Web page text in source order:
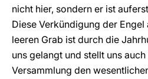
nicht hier, sondern er ist
Diese Verkündigung der
leeren Grab ist durch die
uns gelangt und stellt uns
Versammlung den